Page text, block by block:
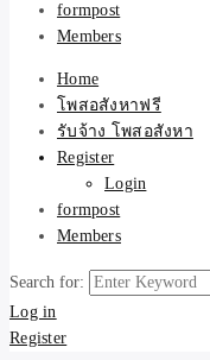
โพสต์อสั
formpost
Members
Home
โพสอสังหาฟรี
รับจ้าง โพสอสังหา
Register
Login
formpost
Members
Search for:
Log in
Register